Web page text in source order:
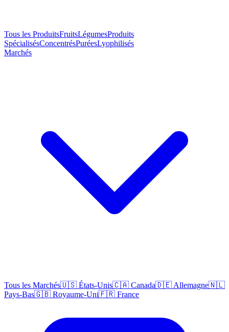
Tous les ProduitsFruitsLégumesProduits
SpécialisésConcentrésPuréesLyophilisés
Marchés
Tous les Marchés🇺🇸 États-Unis🇨🇦 Canada🇩🇪 Allemagne🇳🇱
Pays-Bas🇬🇧 Royaume-Uni🇫🇷 France